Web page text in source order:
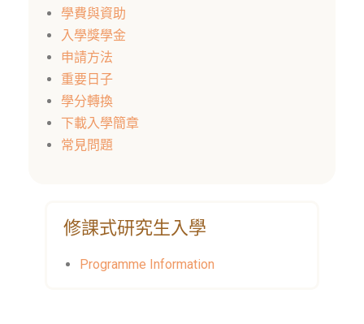
學費與資助
入學獎學金
申請方法
重要日子
學分轉換
下載入學簡章
常見問題
修課式研究生入學
Programme Information